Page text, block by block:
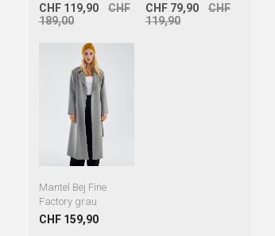
CHF 119,90
CHF
189,00
CHF 79,90
CHF
119,90
Mantel Bej Fine
Factory grau
CHF 159,90